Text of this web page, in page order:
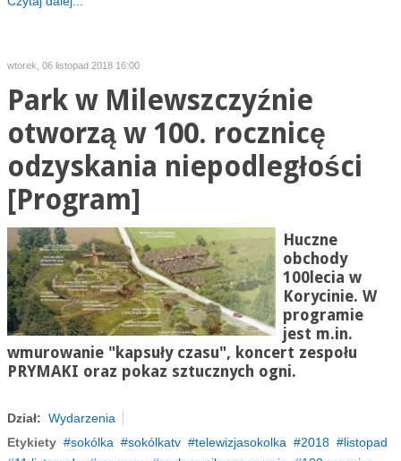
wtorek, 06 listopad 2018 16:00
Park w Milewszczyźnie
otworzą w 100. rocznicę
odzyskania niepodległości
[Program]
Huczne
obchody
100lecia w
Korycinie. W
programie
jest m.in.
wmurowanie "kapsuły czasu", koncert zespołu
PRYMAKI oraz pokaz sztucznych ogni.
Dział: Wydarzenia
Etykiety
sokólka sokólkatv telewizjasokolka 2018
listopad